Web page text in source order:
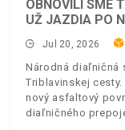
OBNOVILI SME
UŽ JAZDIA PO
Jul 20, 2026
Národná
Triblavinskej
nový asfaltový
diaľničného